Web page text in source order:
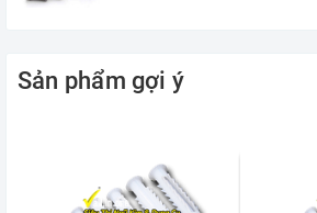
Sản phẩm gợi ý